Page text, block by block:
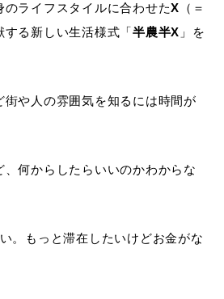
のライフスタイルに合わせたX （＝
る新しい生活様式「半農半X 」を
街や人の雰囲気を知るには時間が
、何からしたらいいのかわからな
。もっと滞在したいけどお金がな